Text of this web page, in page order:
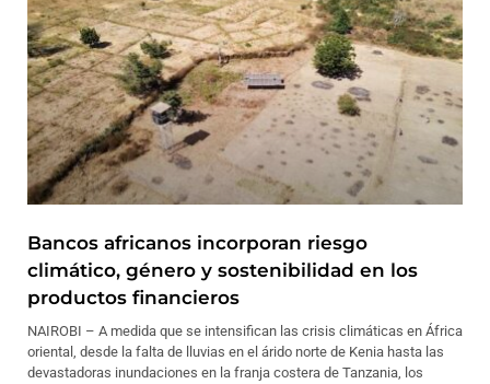
Bancos africanos incorporan riesgo
climático, género y sostenibilidad en los
productos financieros
NAIROBI – A medida que se intensifican las crisis climáticas en África
oriental, desde la falta de lluvias en el árido norte de Kenia hasta las
devastadoras inundaciones en la franja costera de Tanzania, los